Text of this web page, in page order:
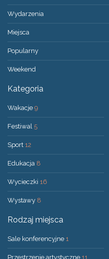
Wydarzenia
Miejsca
Popularny
Weekend
Kategoria
Wakacje 9
Festiwal 5
Sport 12
Edukacja 8
Wycieczki 16
Wystawy 8
Rodzaj miejsca
Sale konferencyjne 1
Przestrzenie artystyczne 11